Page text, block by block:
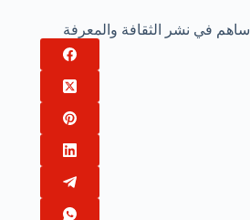
ساهم في نشر الثقافة والمعرفة